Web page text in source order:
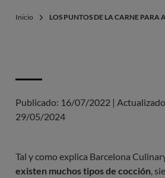
Inicio LOS PUNTOS DE LA CARNE PARA
Publicado: 16/07/2022 |
29/05/2024
Tal y como explica Barcelona
existen muchos tipos de cocción ,